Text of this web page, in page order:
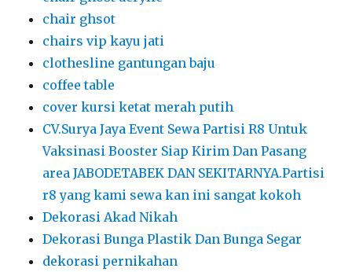
chair ghsot
chairs vip kayu jati
clothesline gantungan baju
coffee table
cover kursi ketat merah putih
CV.Surya Jaya Event Sewa Partisi R8 Untuk
Vaksinasi Booster Siap Kirim Dan Pasang
area JABODETABEK DAN SEKITARNYA.Partisi
r8 yang kami sewa kan ini sangat kokoh
Dekorasi Akad Nikah
Dekorasi Bunga Plastik Dan Bunga Segar
dekorasi pernikahan